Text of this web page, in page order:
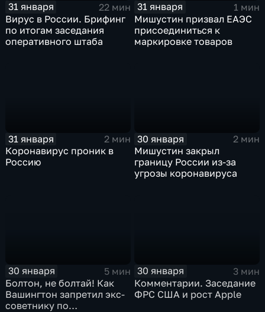
31 января
22 мин
Вирус в России. Брифинг
по итогам заседания
оперативного штаба
31 января
1 мин
Мишустин призвал ЕАЭС
присоединиться к
маркировке товаров
31 января
2 мин
Коронавирус проник в
Россию
30 января
2 мин
Мишустин закрыл
границу России из-за
угрозы коронавируса
30 января
5 мин
Болтон, не болтай! Как
Вашингтон запретил экс-
советнику по
30 января
3 мин
Комментарии. Заседание
ФРС США и рост Apple